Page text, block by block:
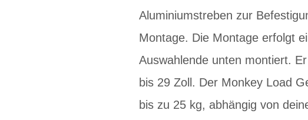
Aluminiumstreben zur
Montage. Die Montage erfolgt
Auswahlende unten montiert.
bis 29 Zoll. Der Monkey Load
bis zu 25 kg, abhängig von